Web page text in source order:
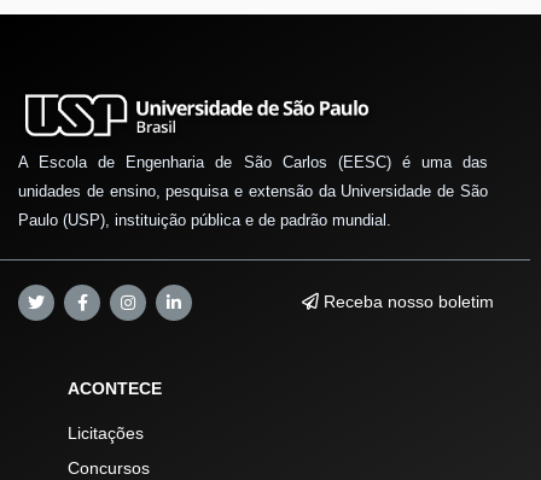
A Escola de Engenharia de São Carlos (EESC) é uma das
unidades de ensino, pesquisa e extensão da Universidade de São
Paulo (USP), instituição pública e de padrão mundial.
Receba nosso boletim
ACONTECE
Licitações
Concursos